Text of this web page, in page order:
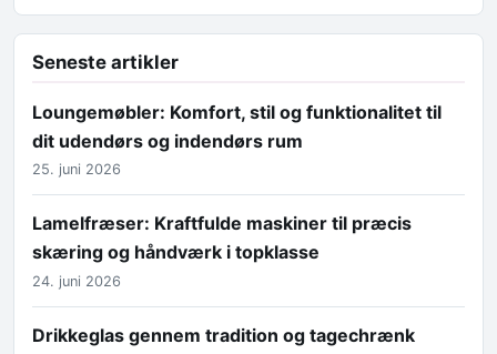
Seneste artikler
Loungemøbler: Komfort, stil og funktionalitet til
dit udendørs og indendørs rum
25. juni 2026
Lamelfræser: Kraftfulde maskiner til præcis
skæring og håndværk i topklasse
24. juni 2026
Drikkeglas gennem tradition og tagechrænk